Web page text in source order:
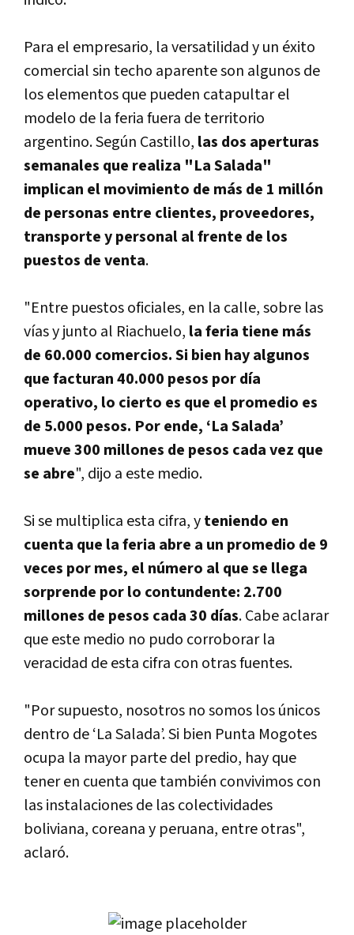
Para el empresario, la versatilidad y un éxito
comercial sin techo aparente son algunos de
los elementos que pueden catapultar el
modelo de la feria fuera de territorio
argentino. Según Castillo, las dos aperturas
semanales que realiza "La Salada"
implican el movimiento de más de 1 millón
de personas entre clientes, proveedores,
transporte y personal al frente de los
puestos de venta.
"Entre puestos oficiales, en la calle, sobre las
ví­as y junto al Riachuelo, la feria tiene más
de 60.000 comercios. Si bien hay algunos
que facturan 40.000 pesos por dí­a
operativo, lo cierto es que el promedio es
de 5.000 pesos. Por ende, ‘La Salada’
mueve 300 millones de pesos cada vez que
se abre", dijo a este medio.
Si se multiplica esta cifra, yteniendo en
cuenta que la feria abre a un promedio de 9
veces por mes, el número al que se llega
sorprende por lo contundente: 2.700
millones de pesos cada 30 dí­as. Cabe aclarar
que este medio no pudo corroborar la
veracidad de esta cifra con otras fuentes.
"Por supuesto, nosotros no somos los únicos
dentro de ‘La Salada’. Si bien Punta Mogotes
ocupa la mayor parte del predio, hay que
tener en cuenta que también convivimos con
las instalaciones de las colectividades
boliviana, coreana y peruana, entre otras",
aclaró.